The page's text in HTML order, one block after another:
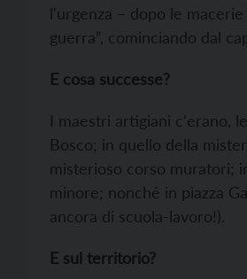
l'urgenza – dopo le
guerra”, cominciando dal
E cosa successe?
I maestri artigiani c'erano,
Bosco; in quello della
misterioso corso muratori;
minore; nonché in piazza
ancora di scuola-lavoro!).
E sul territorio?